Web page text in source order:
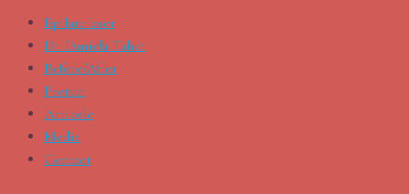
Epilare laser
Dr. Daniela Taher
Before/After
Preturi
Articole
Media
Contact